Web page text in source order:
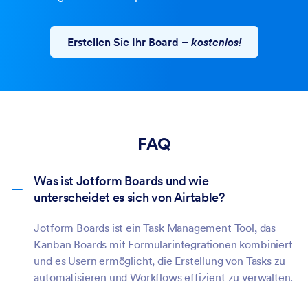
Erstellen Sie Ihr Board – kostenlos!
FAQ
Was ist Jotform Boards und wie
unterscheidet es sich von Airtable?
Jotform Boards ist ein Task Management Tool, das
Kanban Boards mit Formularintegrationen kombiniert
und es Usern ermöglicht, die Erstellung von Tasks zu
automatisieren und Workflows effizient zu verwalten.